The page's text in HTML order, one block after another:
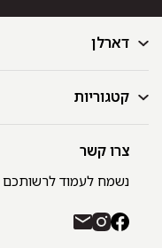
דארלן
דף הבית
GIFT CARD
רשימת חנויות
משלוחים והחזרות
קטגוריות
מצעים
מגבות
כיסויי מיטה
צרו קשר
נשמח לעמוד